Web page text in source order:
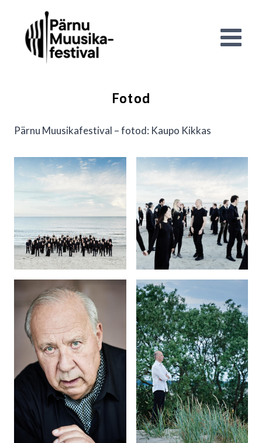
content
Fotod
Pärnu Muusikafestival – fotod: Kaupo Kikkas